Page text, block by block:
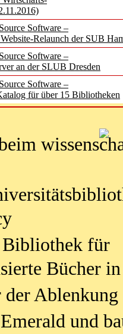
Software –
Relaunch der SUB
Software –
an der SLUB Dresden
Software –
für über 15 Bibliotheken
in der
unterwegs
Media
für
Bücher
Ablenkung
und